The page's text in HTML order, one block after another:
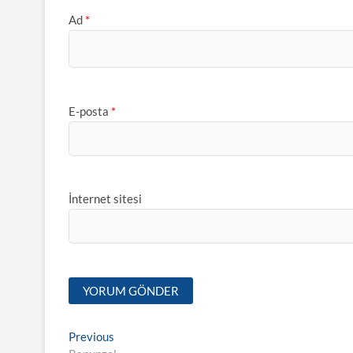
Ad *
E-posta *
İnternet sitesi
Yazı
Previous